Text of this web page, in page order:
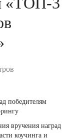
победителям
вручения наград
коучинга и